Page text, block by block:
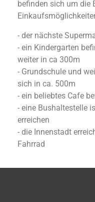
befinden sich um die
- der nächste
- ein Kindergarten
weiter in ca 300m
- Grundschule und
sich in ca. 500m
- ein beliebtes Cafe
- eine Bushaltestelle
erreichen
- die Innenstadt
Fahrrad